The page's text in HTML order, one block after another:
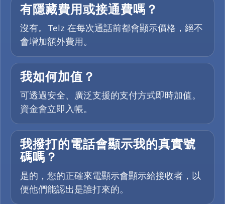
有隱藏費用或接通費嗎？
沒有。Telz 在每次通話前都會顯示價格，絕不
會增加額外費用。
我如何加值？
可透過安全、廣泛支援的支付方式即時加值。
資金會立即入帳。
我撥打的電話會顯示我的真實號
碼嗎？
是的，您的正確來電顯示會顯示給接收者，以
便他們能認出是誰打來的。